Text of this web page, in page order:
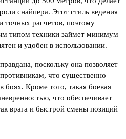
снайпера. Этот стиль ведения
точных расчетов, поэтому
типом техники займет минимум
и удобен в использовании.
поскольку она позволяет
что существенно
боях. Кроме того, такая боевая
что обеспечивает
врага и быстрой смены позиций